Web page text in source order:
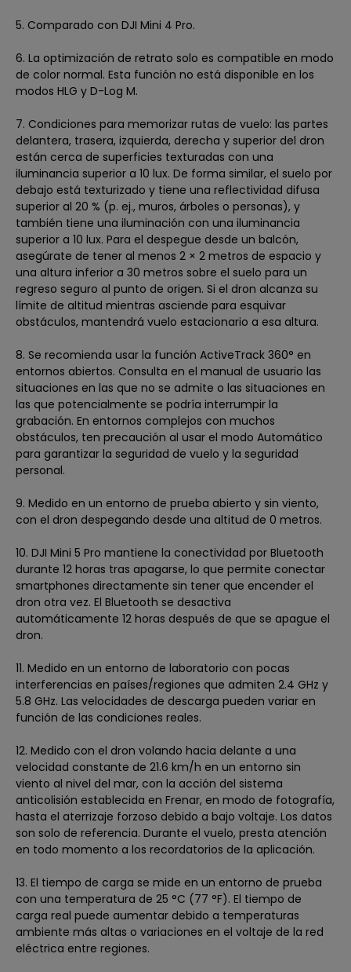
5. Comparado con DJI Mini 4 Pro.
6. La optimización de retrato solo es compatible en modo
de color normal. Esta función no está disponible en los
modos HLG y D-Log M.
7. Condiciones para memorizar rutas de vuelo: las partes
delantera, trasera, izquierda, derecha y superior del dron
están cerca de superficies texturadas con una
iluminancia superior a 10 lux. De forma similar, el suelo por
debajo está texturizado y tiene una reflectividad difusa
superior al 20 % (p. ej., muros, árboles o personas), y
también tiene una iluminación con una iluminancia
superior a 10 lux. Para el despegue desde un balcón,
asegúrate de tener al menos 2 × 2 metros de espacio y
una altura inferior a 30 metros sobre el suelo para un
regreso seguro al punto de origen. Si el dron alcanza su
límite de altitud mientras asciende para esquivar
obstáculos, mantendrá vuelo estacionario a esa altura.
8. Se recomienda usar la función ActiveTrack 360° en
entornos abiertos. Consulta en el manual de usuario las
situaciones en las que no se admite o las situaciones en
las que potencialmente se podría interrumpir la
grabación. En entornos complejos con muchos
obstáculos, ten precaución al usar el modo Automático
para garantizar la seguridad de vuelo y la seguridad
personal.
9. Medido en un entorno de prueba abierto y sin viento,
con el dron despegando desde una altitud de 0 metros.
10. DJI Mini 5 Pro mantiene la conectividad por Bluetooth
durante 12 horas tras apagarse, lo que permite conectar
smartphones directamente sin tener que encender el
dron otra vez. El Bluetooth se desactiva
automáticamente 12 horas después de que se apague el
dron.
11. Medido en un entorno de laboratorio con pocas
interferencias en países/regiones que admiten 2.4 GHz y
5.8 GHz. Las velocidades de descarga pueden variar en
función de las condiciones reales.
12. Medido con el dron volando hacia delante a una
velocidad constante de 21.6 km/h en un entorno sin
viento al nivel del mar, con la acción del sistema
anticolisión establecida en Frenar, en modo de fotografía,
hasta el aterrizaje forzoso debido a bajo voltaje. Los datos
son solo de referencia. Durante el vuelo, presta atención
en todo momento a los recordatorios de la aplicación.
13. El tiempo de carga se mide en un entorno de prueba
con una temperatura de 25 °C (77 °F). El tiempo de
carga real puede aumentar debido a temperaturas
ambiente más altas o variaciones en el voltaje de la red
eléctrica entre regiones.